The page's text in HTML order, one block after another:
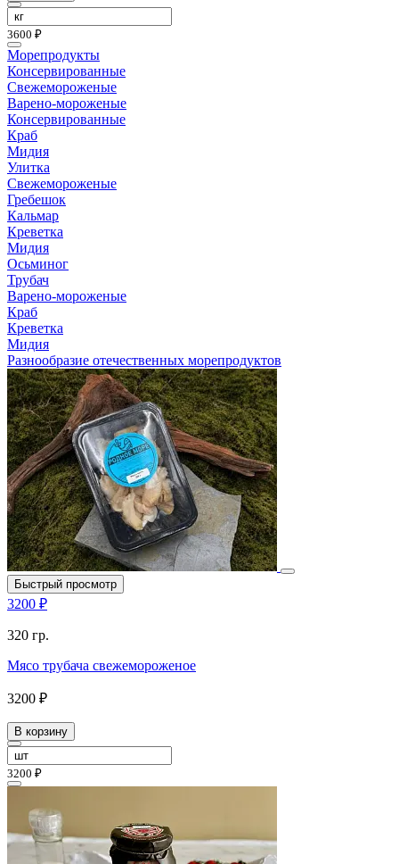
3600 ₽
Морепродукты
Консервированные
Свежемороженые
Варено-мороженые
Консервированные
Краб
Мидия
Улитка
Свежемороженые
Гребешок
Кальмар
Креветка
Мидия
Осьминог
Трубач
Варено-мороженые
Краб
Креветка
Мидия
Разнообразие отечественных морепродуктов
Быстрый просмотр
3200 ₽
320 гр.
Мясо трубача свежемороженое
3200 ₽
В корзину
3200 ₽